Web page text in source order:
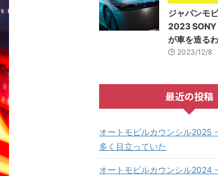
ジャパンモ
2023 SONY
が車を造る
2023/12/8
最近の投稿
オートモビルカウンシル2025
多く目立っていた
オートモビルカウンシル2024